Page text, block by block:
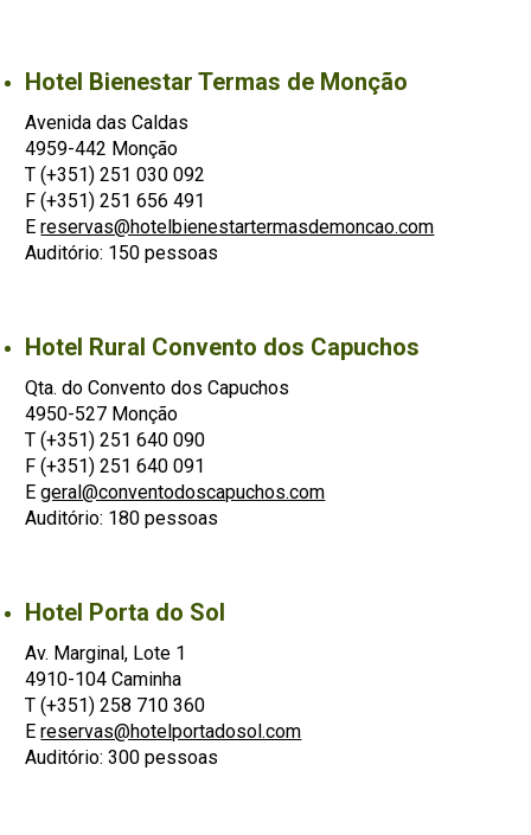
Hotel Bienestar Termas de Monção
Avenida das Caldas
4959-442 Monção
T (+351) 251 030 092
F (+351) 251 656 491
Ereservas@hotelbienestartermasdemoncao.com
Auditório: 150 pessoas
Hotel Rural Convento dos Capuchos
Qta. do Convento dos Capuchos
4950-527 Monção
T (+351) 251 640 090
F (+351) 251 640 091
Egeral@conventodoscapuchos.com
Auditório: 180 pessoas
Hotel Porta do Sol
Av. Marginal, Lote 1
4910-104 Caminha
T (+351) 258 710 360
Ereservas@hotelportadosol.com
Auditório: 300 pessoas